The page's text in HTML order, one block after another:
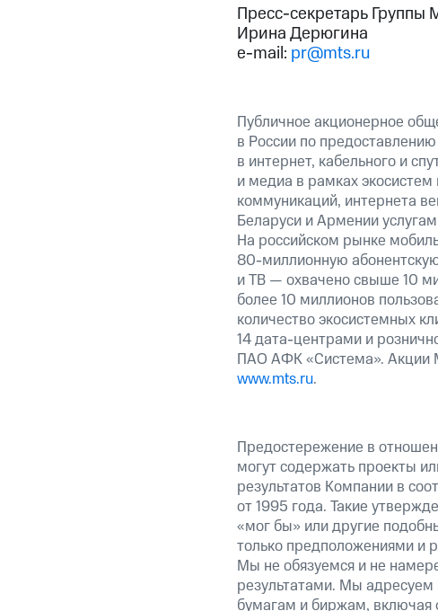
Пресс-секретарь Группы
Ирина Дерюгина
e-mail: pr@mts.ru
Публичное акционерное
в России по
в интернет, кабельного и
и медиа в рамках
коммуникаций, интернета
Беларуси и Армении
На российском рынке
80-миллионную
и ТВ — охвачено свыше 10
более 10 миллионов
количество экосистемных
14 дата-центрами и
ПАО АФК «Система». Акции
www.mts.ru.
Предостережение в
могут содержать проекты
результатов Компании в
от 1995 года. Такие
«мог бы» или другие
только предположениями и
Мы не обязуемся и не
результатами. Мы
бумагам и биржам,